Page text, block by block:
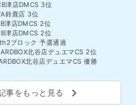
津店DMCS 3位
鈴鹿店 3位
津店DMCS 2位
津店DMCS 2位
ブロック 予選通過
北谷店デュエマCS 2位
北谷店デュエマCS 優勝
事をもっと見る